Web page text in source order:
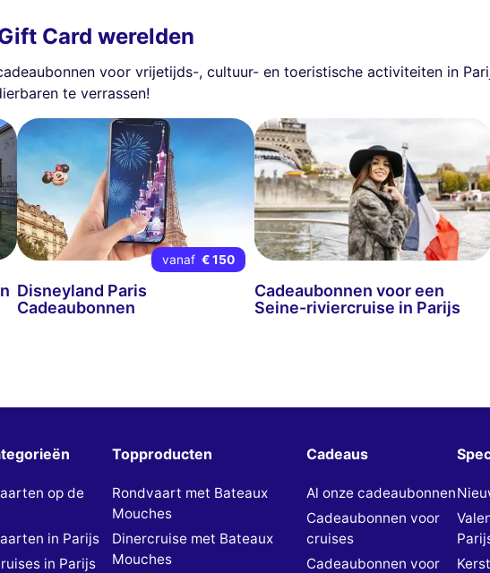
Card werelden
voor vrijetijds-, cultuur- en toeristische activiteiten in
te verrassen!
vanaf € 150
Disneyland Paris
Cadeaubonnen
Cadeaubonnen voor een
Seine-riviercruise in Parijs
op de
in Parijs
in Parijs
Topproducten
Rondvaart met Bateaux
Mouches
Dinercruise met Bateaux
Mouches
Cadeaus
Al onze cadeaubonnen
Cadeaubonnen voor
cruises
Cadeaubonnen voor